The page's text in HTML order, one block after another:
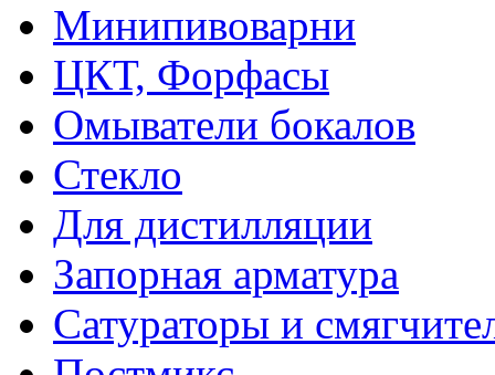
Минипивоварни
ЦКТ, Форфасы
Омыватели бокалов
Стекло
Для дистилляции
Запорная арматура
Сатураторы и